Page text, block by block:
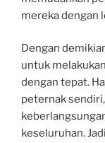
mereka dengan
Dengan
untuk
dengan tepat.
peternak
keseluruhan.